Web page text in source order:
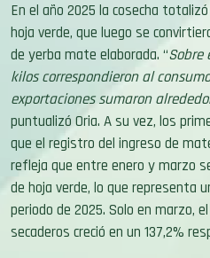
En el año 2025 la cosecha
hoja verde, que luego se
de yerba mate elaborada. “Sobre
kilos correspondieron al
exportaciones sumaron
puntualizó Oria. A su vez, los
que el registro del ingreso de
refleja que entre enero y marzo
de hoja verde, lo que representa
periodo de 2025. Solo en marzo,
secaderos creció en un 137,2%